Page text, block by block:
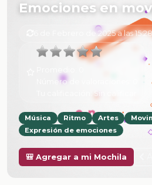
Emociones en
6 de Febrero de 2025 a las 15:28
Número de valoraciones:
Sin calificar
Música Ritmo Artes
Expresión de emociones
🎒 Agregar a mi Mochila